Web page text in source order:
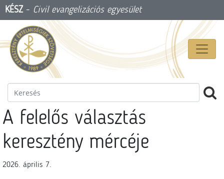
KÉSZ- Civil evangelizációs egyesület
A felelős választás
keresztény mércéje
2026. április 7.